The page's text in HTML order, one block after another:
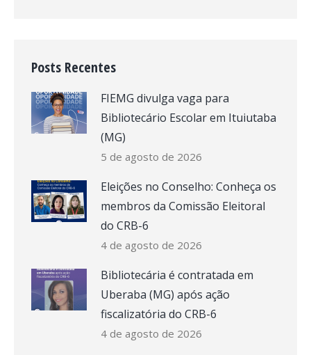
Posts Recentes
FIEMG divulga vaga para
Bibliotecário Escolar em Ituiutaba
(MG)
5 de agosto de 2026
Eleições no Conselho: Conheça os
membros da Comissão Eleitoral
do CRB-6
4 de agosto de 2026
Bibliotecária é contratada em
Uberaba (MG) após ação
fiscalizatória do CRB-6
4 de agosto de 2026